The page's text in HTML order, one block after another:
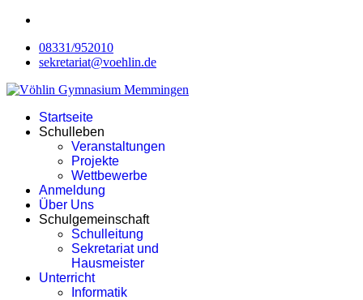
08331/952010
sekretariat@voehlin.de
Startseite
Schulleben
Veranstaltungen
Projekte
Wettbewerbe
Anmeldung
Über Uns
Schulgemeinschaft
Schulleitung
Sekretariat und
Hausmeister
Unterricht
Informatik